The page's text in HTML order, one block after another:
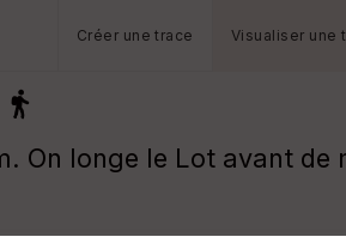
Créer une trace Visualiser une
On longe le Lot avant